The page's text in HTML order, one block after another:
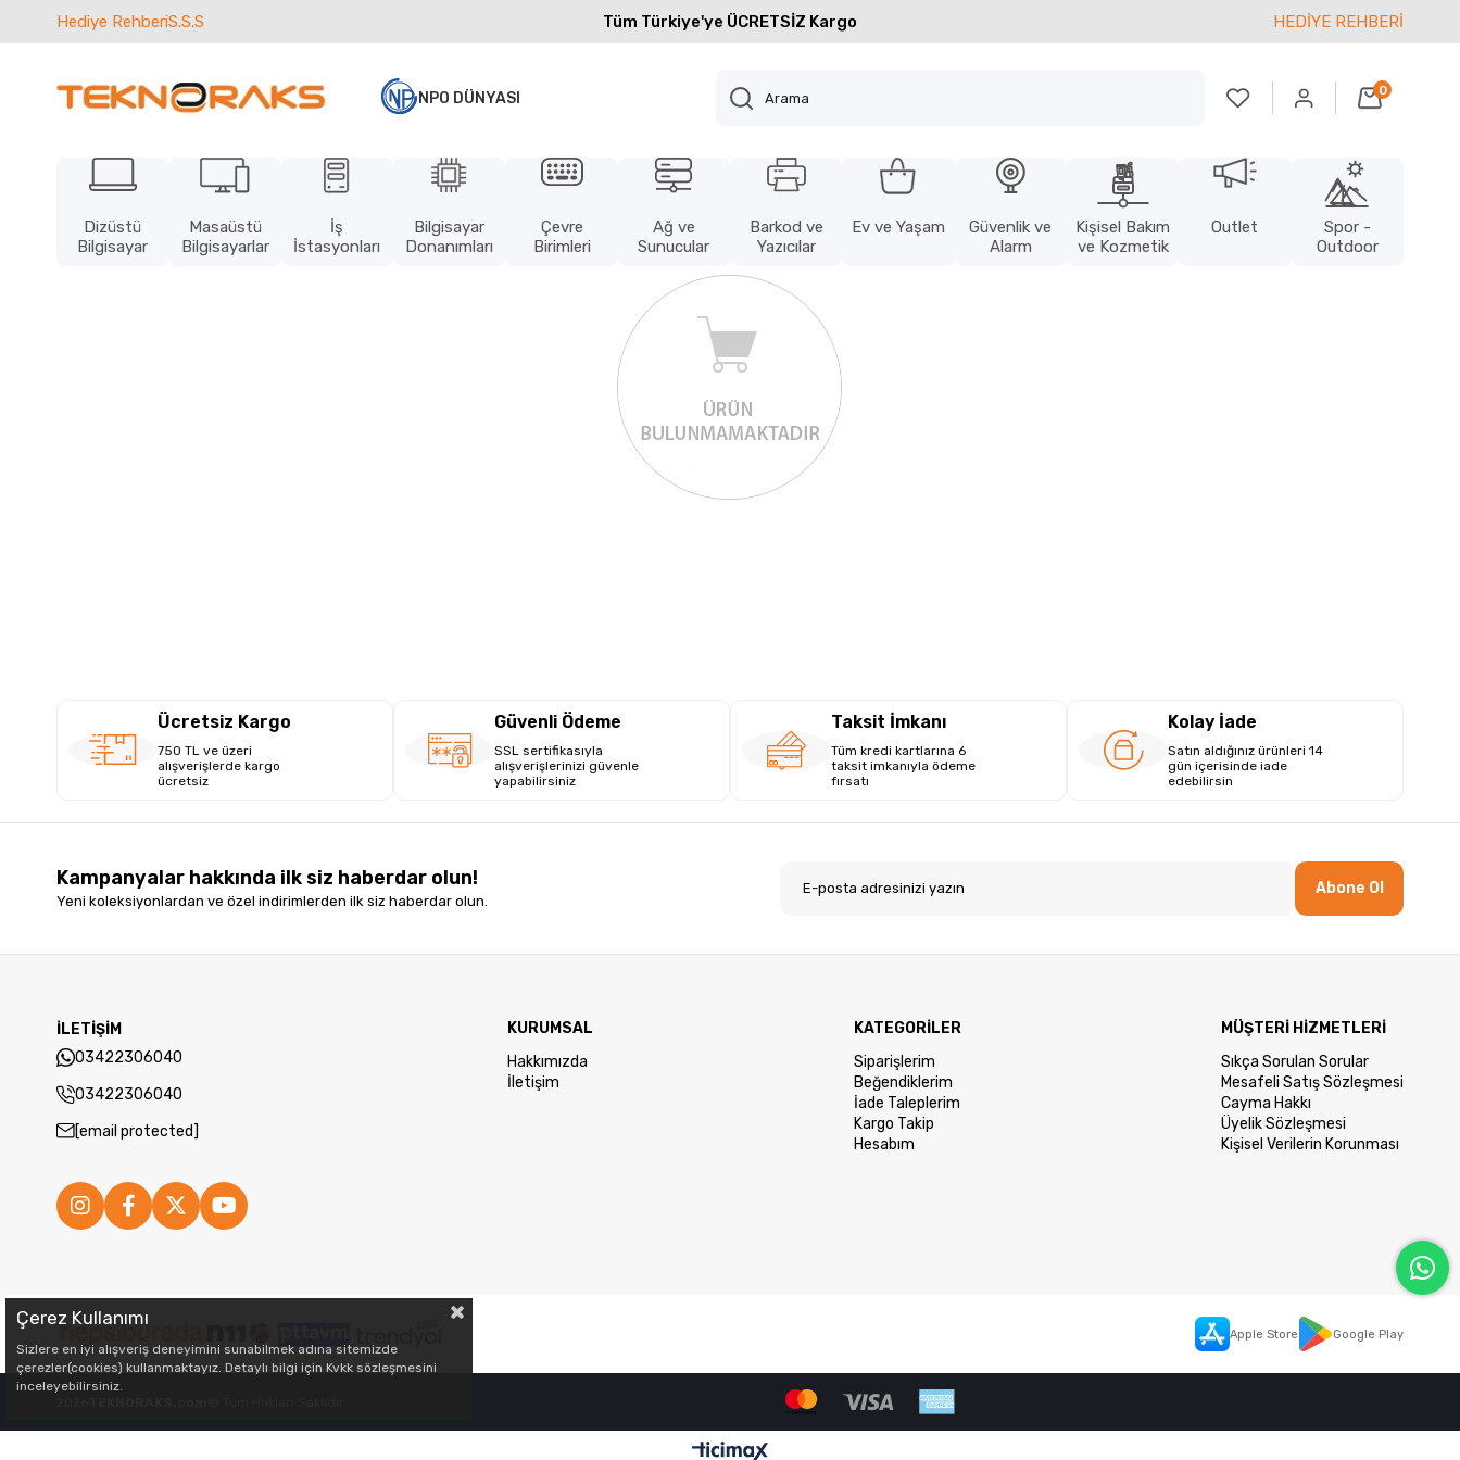
Hediye RehberiS.S.S Tüm Türkiye'ye ÜCRETSİZ Kargo HEDİYE REHBERİ
NPO DÜNYASI 0
Dizüstü
Bilgisayar
Masaüstü
Bilgisayarlar
İş
İstasyonları
Bilgisayar
Donanımları
Çevre
Birimleri
Ağ ve
Sunucular
Barkod ve
Yazıcılar
Ev ve Yaşam
Güvenlik ve
Alarm
Kişisel Bakım
ve Kozmetik
Outlet
Spor -
Outdoor
Ücretsiz Kargo
750 TL ve üzeri
alışverişlerde kargo
ücretsiz
Güvenli Ödeme
SSL sertifikasıyla
alışverişlerinizi güvenle
yapabilirsiniz
Taksit İmkanı
Tüm kredi kartlarına 6
taksit imkanıyla ödeme
fırsatı
Kolay İade
Satın aldığınız ürünleri 14
gün içerisinde iade
edebilirsin
Kampanyalar hakkında ilk siz haberdar olun!
Yeni koleksiyonlardan ve özel indirimlerden ilk siz haberdar olun.
Abone Ol
İLETİŞİM
03422306040
03422306040
[email protected]
KURUMSAL
Hakkımızda
İletişim
KATEGORİLER
Siparişlerim
Beğendiklerim
İade Taleplerim
Kargo Takip
Hesabım
MÜŞTERİ HİZMETLERİ
Sıkça Sorulan Sorular
Mesafeli Satış Sözleşmesi
Cayma Hakkı
Üyelik Sözleşmesi
Kişisel Verilerin Korunması
Apple Store Google Play
Çerez Kullanımı
Sizlere en iyi alışveriş deneyimini sunabilmek adına sitemizde
çerezler(cookies) kullanmaktayız. Detaylı bilgi için Kvkk sözleşmesini
inceleyebilirsiniz.